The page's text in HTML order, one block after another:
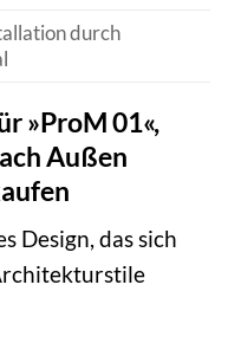
durch
»ProM 01«,
Außen
Design, das sich